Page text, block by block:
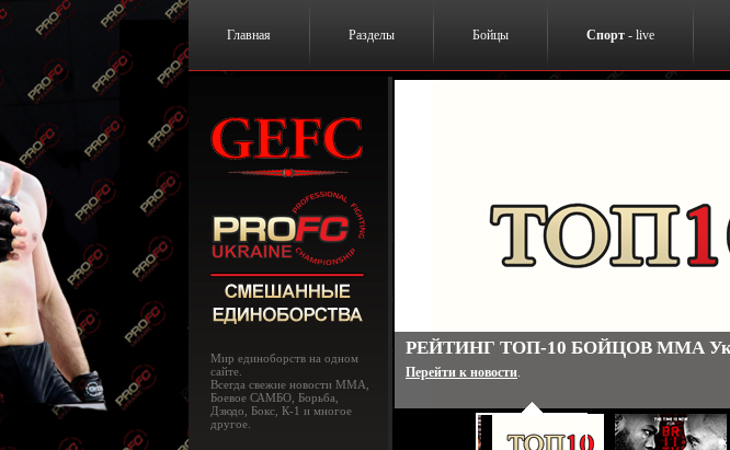
Главная Разделы Бойцы Спорт - live
Мир единоборств на одном
сайте.
Всегда свежие новости MMA,
Боевое САМБО, Борьба,
Дзюдо, Бокс, К-1 и многое
другое.
UFC 182: Джонс Джонс-Даниэль
Перейти к новости.